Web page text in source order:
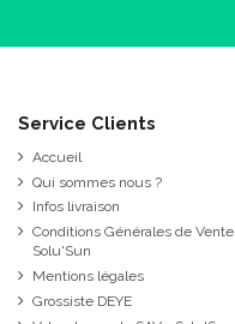
Service Clients
Accueil
Qui sommes nous ?
Infos livraison
Conditions Générales de Vente
Solu'Sun
Mentions légales
Grossiste DEYE